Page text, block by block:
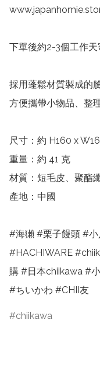
下單後約2-3個工作天
採用蓬鬆材質製成的
方便攜帶小物品、整
尺寸：約 H160 x
重量：約 41 克
材質：短毛皮、聚酯
產地：中國
#海獺 #栗子饅頭 #
#HACHIWARE
購 #日本chiikawa #
#ちいかわ #CHII友
chiikawa